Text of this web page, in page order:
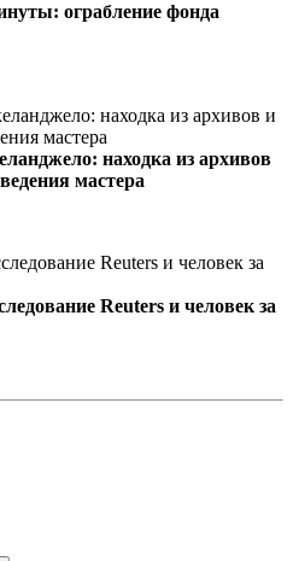
ограбление фонда
находка из архивов
мастера
Reuters и человек за